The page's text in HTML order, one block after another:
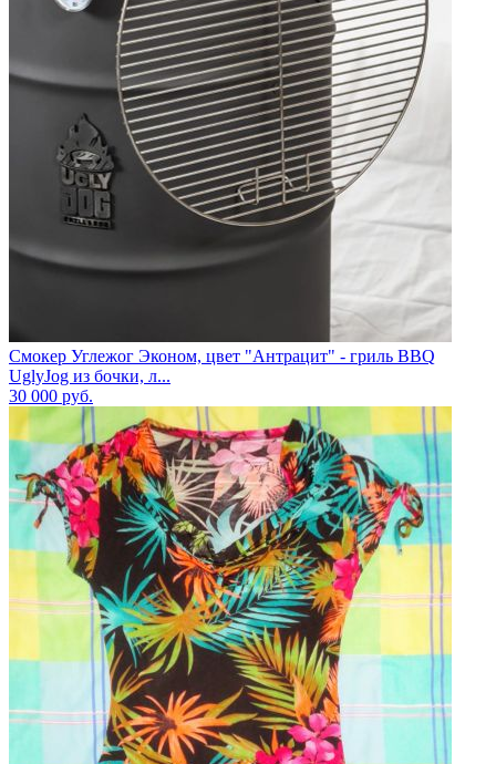
Смокер Углежог Эконом, цвет "Антрацит" - гриль BBQ
UglyJog из бочки, л...
30 000 руб.